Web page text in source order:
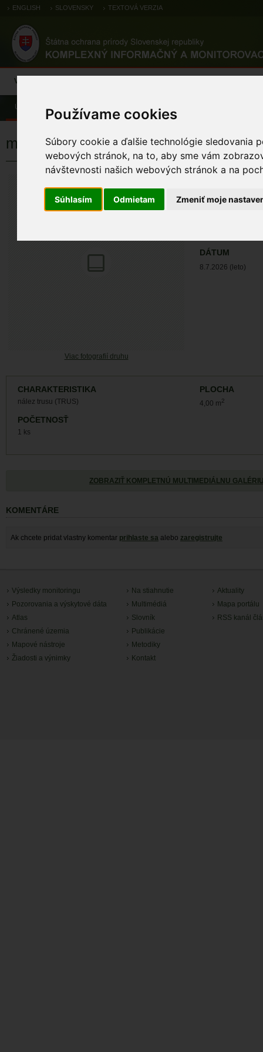
Používame cookies
Súbory cookie a ďalšie technológie sledovania
webových stránok, na to, aby sme vám
návštevnosti našich webových stránok a na
Súhlasím Odmietam Zmeniť moje
ENGLISH SLOVENSKY TEXTOVÁ VERZIA
Výsledky monitoringu
Úvod Pozorovania a výskytové dáta
medveď hnedý
Viac fotografií druhu
DÁTUM
8.7.2026 (leto)
CHARAKTERISTIKA
nález trusu (TRUS)
PLOCHA
4,00 m2
POČETNOSŤ
1 ks
ZOBRAZIŤ KOMPLETNÚ MULTIMEDIÁLNU
KOMENTÁRE
Ak chcete pridat vlastny komentar prihlaste sa alebo zaregistrujte
Výsledky monitoringu
Pozorovania a výskytové dáta
Atlas
Chránené územia
Mapové nástroje
Žiadosti a výnimky
Na stiahnutie
Multimédiá
Slovník
Publikácie
Metodiky
Kontakt
Aktuality
Mapa portálu
RSS kanál